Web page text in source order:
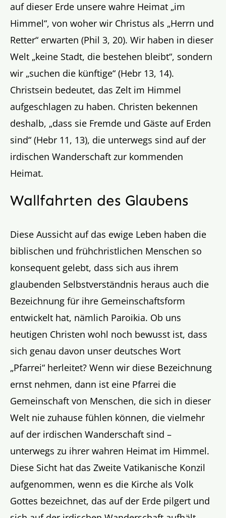
auf dieser Erde unsere wahre Heimat „im
Himmel“, von woher wir Christus als „Herrn und
Retter“ erwarten (Phil 3, 20). Wir haben in dieser
Welt „keine Stadt, die bestehen bleibt“, sondern
wir „suchen die künftige“ (Hebr 13, 14).
Christsein bedeutet, das Zelt im Himmel
aufgeschlagen zu haben. Christen bekennen
deshalb, „dass sie Fremde und Gäste auf Erden
sind“ (Hebr 11, 13), die unterwegs sind auf der
irdischen Wanderschaft zur kommenden
Heimat.
Wallfahrten des Glaubens
Diese Aussicht auf das ewige Leben haben die
biblischen und frühchristlichen Menschen so
konsequent gelebt, dass sich aus ihrem
glaubenden Selbstverständnis heraus auch die
Bezeichnung für ihre Gemeinschaftsform
entwickelt hat, nämlich Paroikia. Ob uns
heutigen Christen wohl noch bewusst ist, dass
sich genau davon unser deutsches Wort
„Pfarrei“ herleitet? Wenn wir diese Bezeichnung
ernst nehmen, dann ist eine Pfarrei die
Gemeinschaft von Menschen, die sich in dieser
Welt nie zuhause fühlen können, die vielmehr
auf der irdischen Wanderschaft sind –
unterwegs zu ihrer wahren Heimat im Himmel.
Diese Sicht hat das Zweite Vatikanische Konzil
aufgenommen, wenn es die Kirche als Volk
Gottes bezeichnet, das auf der Erde pilgert und